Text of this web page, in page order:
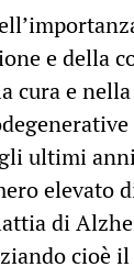
e della
cura e
ultimi
elevato
di
cioè